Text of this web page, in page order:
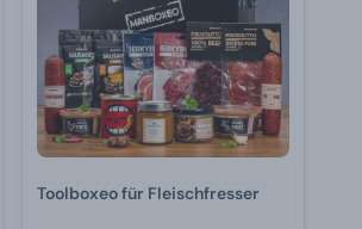
Toolboxeo für Fleischfresser